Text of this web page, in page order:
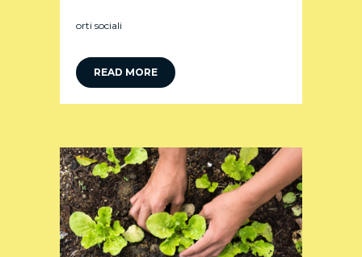
orti sociali
READ MORE